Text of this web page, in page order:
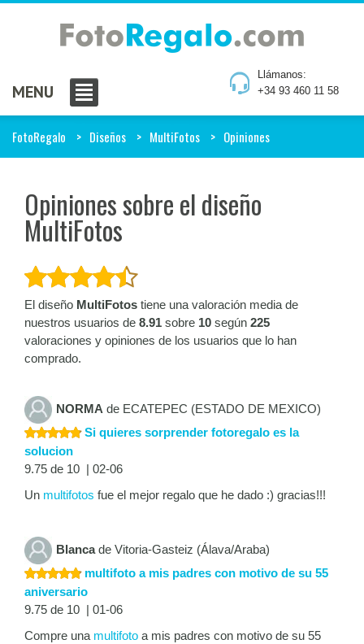
Llámanos:
+34 93 460 11 58
MENU
FotoRegalo Diseños MultiFotos Opiniones
Opiniones sobre el diseño
MultiFotos
El diseño MultiFotos tiene una valoración media de
nuestros usuarios de 8.91 sobre 10 según 225
valoraciones y opiniones de los usuarios que lo han
comprado.
NORMA de ECATEPEC (ESTADO DE MEXICO)
Si quieres sorprender fotoregalo es la
solucion
9.75 de 10 | 02-06
Un multifotos fue el mejor regalo que he dado :) gracias!!!
Blancade Vitoria-Gasteiz (Álava/Araba)
multifoto a mis padres con motivo de su 55
aniversario
9.75 de 10 | 01-06
Compre una multifoto a mis padres con motivo de su 55